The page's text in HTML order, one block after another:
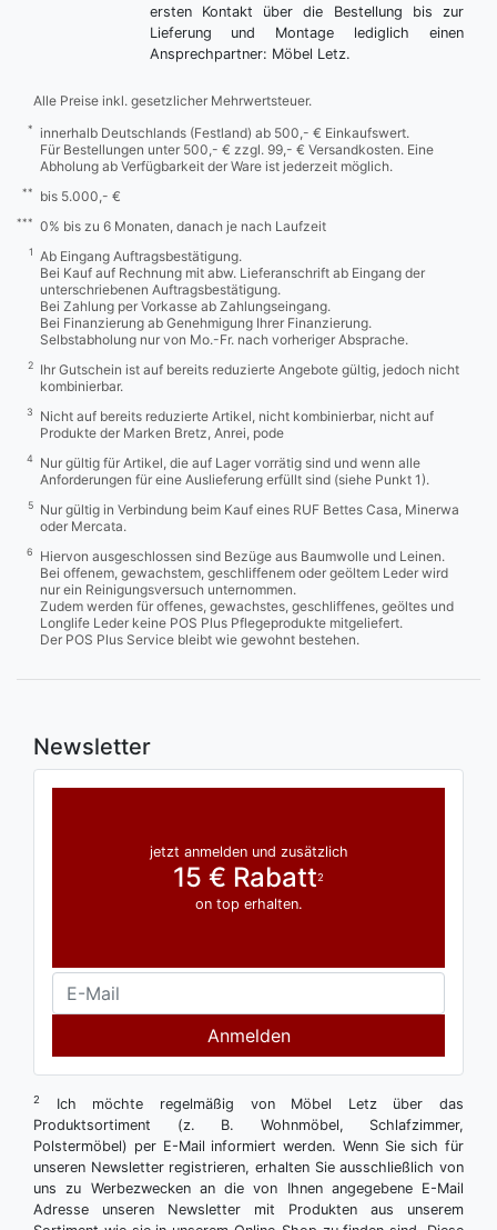
ersten Kontakt über die Bestellung bis zur
Lieferung und Montage lediglich einen
Ansprechpartner: Möbel Letz.
Alle Preise inkl. gesetzlicher Mehrwertsteuer.
*
innerhalb Deutschlands (Festland) ab 500,- € Einkaufswert.
Für Bestellungen unter 500,- € zzgl. 99,- € Versandkosten. Eine
Abholung ab Verfügbarkeit der Ware ist jederzeit möglich.
** bis 5.000,- €
*** 0% bis zu 6 Monaten, danach je nach Laufzeit
1
Ab Eingang Auftragsbestätigung.
Bei Kauf auf Rechnung mit abw. Lieferanschrift ab Eingang der
unterschriebenen Auftragsbestätigung.
Bei Zahlung per Vorkasse ab Zahlungseingang.
Bei Finanzierung ab Genehmigung Ihrer Finanzierung.
Selbstabholung nur von Mo.-Fr. nach vorheriger Absprache.
2
Ihr Gutschein ist auf bereits reduzierte Angebote gültig, jedoch nicht
kombinierbar.
3
Nicht auf bereits reduzierte Artikel, nicht kombinierbar, nicht auf
Produkte der Marken Bretz, Anrei, pode
4
Nur gültig für Artikel, die auf Lager vorrätig sind und wenn alle
Anforderungen für eine Auslieferung erfüllt sind (siehe Punkt 1).
5
Nur gültig in Verbindung beim Kauf eines RUF Bettes Casa, Minerwa
oder Mercata.
6
Hiervon ausgeschlossen sind Bezüge aus Baumwolle und Leinen.
Bei offenem, gewachstem, geschliffenem oder geöltem Leder wird
nur ein Reinigungsversuch unternommen.
Zudem werden für offenes, gewachstes, geschliffenes, geöltes und
Longlife Leder keine POS Plus Pflegeprodukte mitgeliefert.
Der POS Plus Service bleibt wie gewohnt bestehen.
Newsletter
jetzt anmelden und zusätzlich
15 € Rabatt2
on top erhalten.
Anmelden
2
Ich möchte regelmäßig von Möbel Letz über das
Produktsortiment (z. B. Wohnmöbel, Schlafzimmer,
Polstermöbel) per E-Mail informiert werden. Wenn Sie sich für
unseren Newsletter registrieren, erhalten Sie ausschließlich von
uns zu Werbezwecken an die von Ihnen angegebene E-Mail
Adresse unseren Newsletter mit Produkten aus unserem